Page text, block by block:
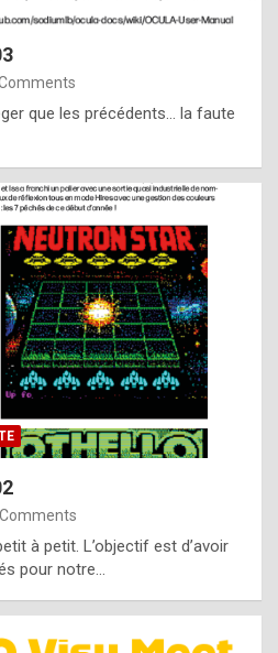
i
e
f
o
m
m
a
y
b
e
b
y
g
e
n
u
i
que les précédents… la faute
à petit. L’objectif est d’avoir
pour notre…